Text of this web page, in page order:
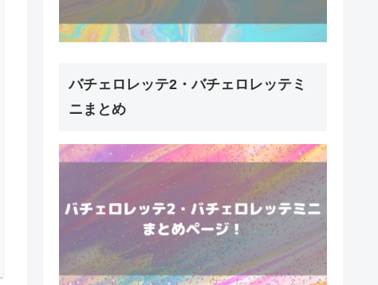
バチェロレッテ2・バチェロレッテミ
ニまとめ